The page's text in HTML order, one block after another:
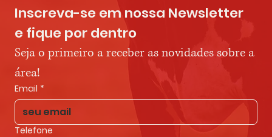
Inscreva-se em nossa Newsletter
e fique por dentro
Seja o primeiro a receber as novidades sobre a
área!
Email *
Telefone